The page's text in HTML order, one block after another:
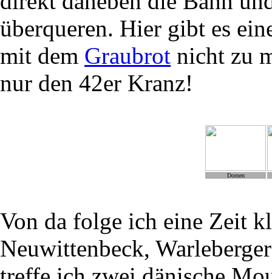
überqueren. Hier gibt es
mit dem Graubrot nicht zu
nur den 42er Kranz!
Dornen
Von da folge ich eine Zeit
Neuwittenbeck,